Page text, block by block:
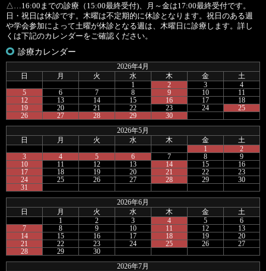
△…16:00までの診療（15:00最終受付)、月～金は17:00最終受付です。
日・祝日は休診です。木曜は不定期的に休診となります。祝日のある週
や学会参加によって土曜が休診となる週は、木曜日に診療します。詳し
くは下記のカレンダーをご確認ください。
診療カレンダー
2026年4月
日
月 火 水 木 金
土
1
2 3
4
5
6 7 8 9 10
11
12
13 14 15 16 17
18
19
20 21 22 23 24
25
26
27 28 29 30
2026年5月
日
月 火 水 木 金
土
1
2
3
4 5 6 7 8
9
10
11 12 13 14 15
16
17
18 19 20 21 22
23
24
25 26 27 28 29
30
31
2026年6月
日
月 火 水 木 金
土
1
2 3 4 5
6
7
8 9 10 11 12
13
14
15 16 17 18 19
20
21
22 23 24 25 26
27
28
29 30
2026年7月